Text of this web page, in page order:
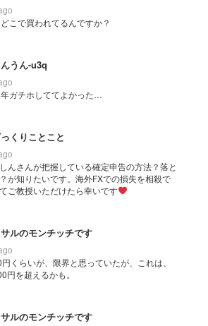
こで買われてるんですか？
うん-u3q
ガチホしててよかった…
くりことこと
んさんが把握している確定申告の方法？落と
が知りたいです。海外FXでの損失を相殺で
ご教授いただけたら幸いです
ルのモンチッチです
くらいが、限界と思っていたが、これは、
円を超えるかも。
ルのモンチッチです